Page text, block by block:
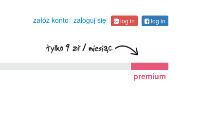
załóż konto zaloguj się log in log in
premium